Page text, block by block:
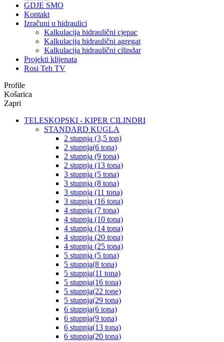
GDJE SMO
Kontakt
Izračuni u hidraulici
Kalkulacija hidraulični cjepac
Kalkulacija hidraulični agregat
Kalkulacija hidraulični cilindar
Projekti klijenata
Rosi Teh TV
Profile
Košarica
Zapri
TELESKOPSKI - KIPER CILINDRI
STANDARD KUGLA
2 stupnja (3,5 ton)
2 stupnja(6 tona)
2 stupnja (9 tona)
2 stupnja (13 tona)
3 stupnja (5 tona)
3 stupnja (8 tona)
3 stupnja (11 tona)
3 stupnja (16 tona)
4 stupnja (7 tona)
4 stupnja (10 tona)
4 stupnja (14 tona)
4 stupnja (20 tona)
4 stupnja (25 tona)
5 stupnja (5 tona)
5 stupnja(8 tona)
5 stupnja(11 tona)
5 stupnja(16 tona)
5 stupnja(22 tone)
5 stupnja(29 tona)
6 stupnja(6 tona)
6 stupnja(9 tona)
6 stupnja(13 tona)
6 stupnja(20 tona)